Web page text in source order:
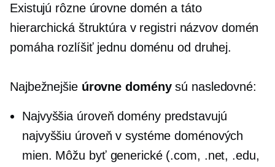
Existujú rôzne úrovne domén a táto
hierarchická štruktúra v registri názvov domén
pomáha rozlíšiť jednu doménu od druhej.
Najbežnejšie úrovne doménysú nasledovné:
Najvyššia úroveň domény predstavujú
najvyššiu úroveň v systéme doménových
mien. Môžu byť generické (.com, .net, .edu,